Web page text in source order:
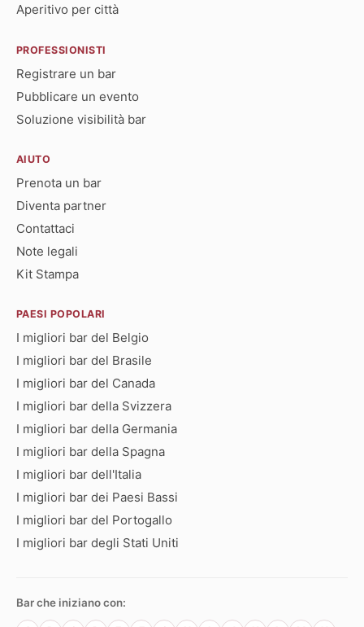
Aperitivo per città
PROFESSIONISTI
Registrare un bar
Pubblicare un evento
Soluzione visibilità bar
AIUTO
Prenota un bar
Diventa partner
Contattaci
Note legali
Kit Stampa
PAESI POPOLARI
I migliori bar del Belgio
I migliori bar del Brasile
I migliori bar del Canada
I migliori bar della Svizzera
I migliori bar della Germania
I migliori bar della Spagna
I migliori bar dell'Italia
I migliori bar dei Paesi Bassi
I migliori bar del Portogallo
I migliori bar degli Stati Uniti
Bar che iniziano con: